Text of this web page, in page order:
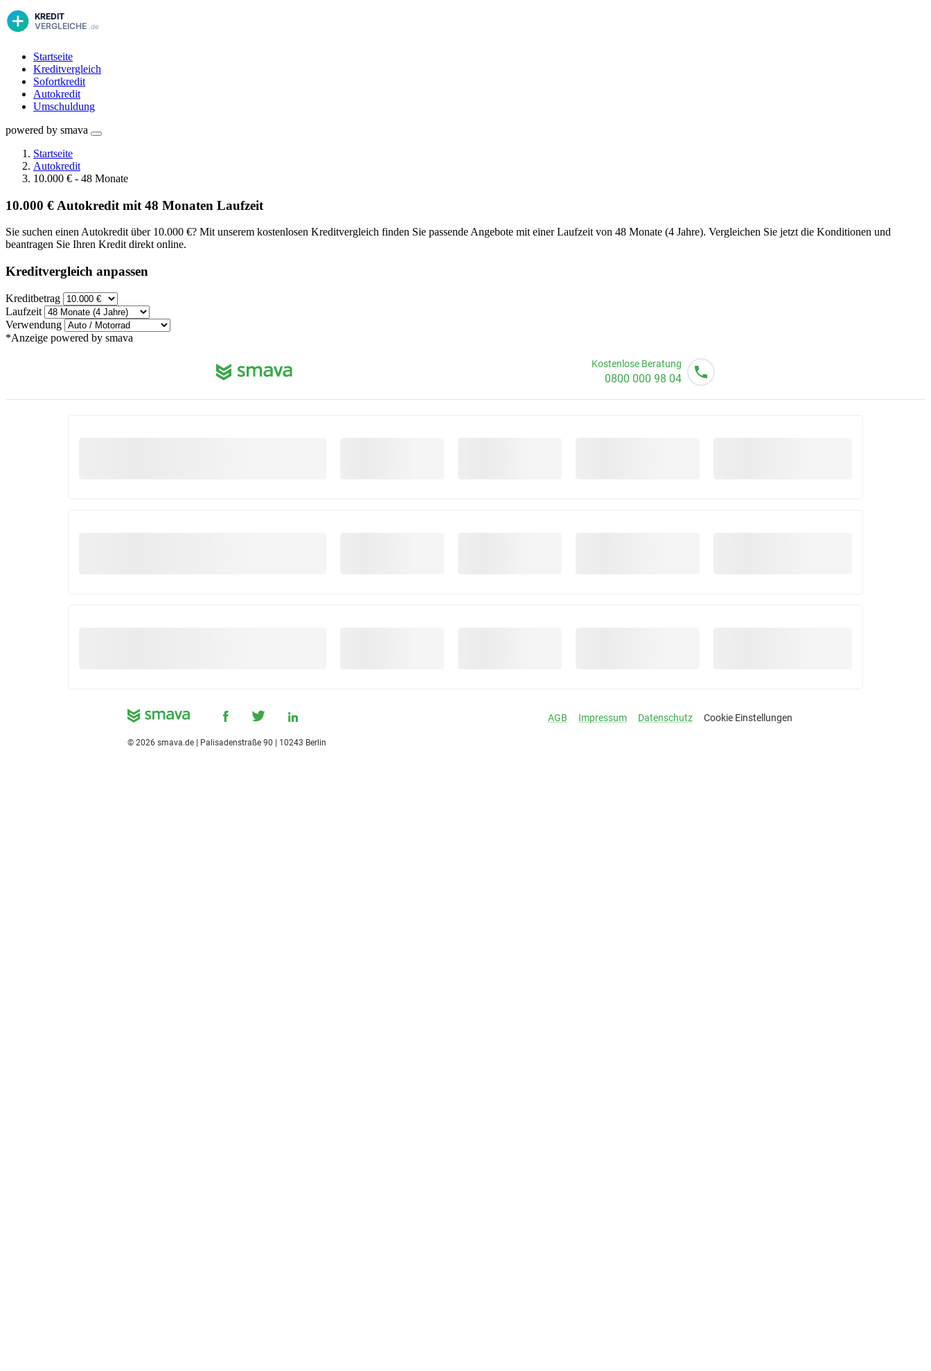
Startseite
Kreditvergleich
Sofortkredit
Autokredit
Umschuldung
powered by smava
Startseite
Autokredit
10.000 € - 48 Monate
10.000 € Autokredit mit 48 Monaten Laufzeit
Sie suchen einen Autokredit über 10.000 €? Mit unserem kostenlosen Kreditvergleich finden Sie passende Angebote mit einer Laufzeit von 48 Monate (4 Jahre). Vergleichen Sie jetzt die Konditionen und
beantragen Sie Ihren Kredit direkt online.
Kreditvergleich anpassen
Kreditbetrag
Laufzeit
Verwendung
*Anzeige powered by smava